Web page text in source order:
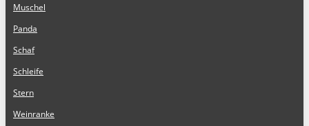
Muschel
Panda
Schaf
Schleife
Stern
Weinranke